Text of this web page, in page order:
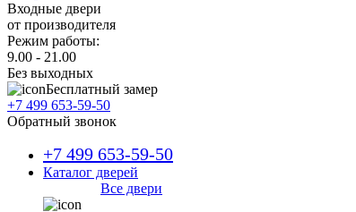
Входные двери
от производителя
Режим работы:
9.00 - 21.00
Без выходных
Бесплатный замер
+7 499 653-59-50
Обратный звонок
+7 499 653-59-50
Каталог дверей
Все двери